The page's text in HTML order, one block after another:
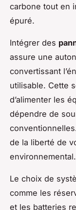
carbone tout en
épuré.
Intégrer des
assure une
convertissant
utilisable. Cette
d’alimenter les
dépendre de
de la liberté de
environnemental.
Le choix de
comme les
et les batteries